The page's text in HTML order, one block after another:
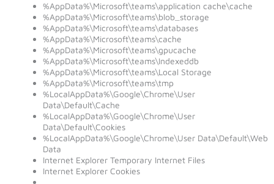
%AppData%\Microsoft\teams\application cache\cache
%AppData%\Microsoft\teams\blob_storage
%AppData%\Microsoft\teams\databases
%AppData%\Microsoft\teams\cache
%AppData%\Microsoft\teams\gpucache
%AppData%\Microsoft\teams\Indexeddb
%AppData%\Microsoft\teams\Local Storage
%AppData%\Microsoft\teams\tmp
%LocalAppData%\Google\Chrome\User
Data\Default\Cache
%LocalAppData%\Google\Chrome\User
Data\Default\Cookies
%LocalAppData%\Google\Chrome\User Data\Default\Web
Data
Internet Explorer Temporary Internet Files
Internet Explorer Cookies